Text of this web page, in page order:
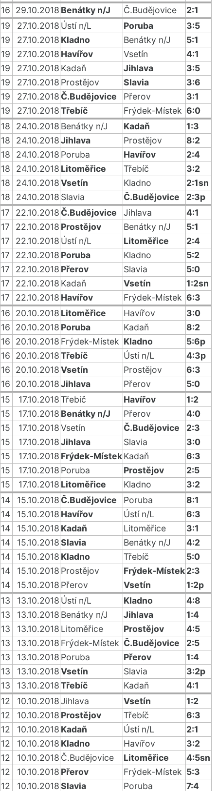
16
29.10.2018 Benátky n/J Č.Budějovice
2:1
19
27.10.2018 Ústí n/L Poruba
3:5
19
27.10.2018 Kladno Benátky n/J
5:1
19
27.10.2018 Havířov Vsetín
4:1
19
27.10.2018 Kadaň Jihlava
3:5
19
27.10.2018 Prostějov Slavia
3:6
19
27.10.2018 Č.Budějovice Přerov
3:1
19
27.10.2018Třebíč Frýdek-Místek 6:0
18
24.10.2018 Benátky n/J Kadaň
1:3
18
24.10.2018Jihlava Prostějov
8:2
18
24.10.2018 Poruba Havířov
2:4
18
24.10.2018 Litoměřice Třebíč
3:2
18
24.10.2018Vsetín Kladno
2:1sn
18
24.10.2018 Slavia Č.Budějovice
2:3p
17
22.10.2018 Č.Budějovice Jihlava
4:1
17
22.10.2018 Prostějov Benátky n/J
5:1
17
22.10.2018 Ústí n/L Litoměřice
2:4
17
22.10.2018 Poruba Kladno
5:2
17
22.10.2018 Přerov Slavia
5:0
17
22.10.2018 Kadaň Vsetín
1:2sn
17
22.10.2018 Havířov Frýdek-Místek 6:3
16
20.10.2018 Litoměřice Havířov
3:0
16
20.10.2018 Poruba Kadaň
8:2
16
20.10.2018 Frýdek-Místek Kladno
5:6p
16
20.10.2018Třebíč Ústí n/L
4:3p
16
20.10.2018Vsetín Prostějov
6:3
16
20.10.2018Jihlava Přerov
5:0
15
17.10.2018Třebíč Havířov
1:2
15
17.10.2018 Benátky n/J Přerov
4:0
15
17.10.2018Vsetín Č.Budějovice
2:3
15
17.10.2018Jihlava Slavia
3:0
15
17.10.2018 Frýdek-MístekKadaň
6:3
15
17.10.2018 Poruba Prostějov
2:5
15
17.10.2018 Litoměřice Kladno
3:2
14
15.10.2018 Č.Budějovice Poruba
8:1
14
15.10.2018 Havířov Ústí n/L
6:3
14
15.10.2018 Kadaň Litoměřice
3:1
14
15.10.2018Slavia Benátky n/J
4:2
14
15.10.2018 Kladno Třebíč
5:0
14
15.10.2018 Prostějov Frýdek-Místek2:3
14
15.10.2018 Přerov Vsetín
1:2p
13
13.10.2018 Ústí n/L Kladno
4:8
13
13.10.2018 Benátky n/J Jihlava
1:4
13
13.10.2018 Litoměřice Prostějov
4:5
13
13.10.2018 Frýdek-Místek Č.Budějovice
2:5
13
13.10.2018 Poruba Přerov
1:4
13
13.10.2018Vsetín Slavia
3:2p
13
13.10.2018Třebíč Kadaň
4:1
12
10.10.2018Jihlava Vsetín
1:2
12
10.10.2018 Prostějov Třebíč
6:3
12
10.10.2018 Kadaň Ústí n/L
2:1
12
10.10.2018 Kladno Havířov
3:2
12
10.10.2018 Č.Budějovice Litoměřice
4:5sn
12
10.10.2018 Přerov Frýdek-Místek 5:3
12
10.10.2018Slavia Poruba 7:4